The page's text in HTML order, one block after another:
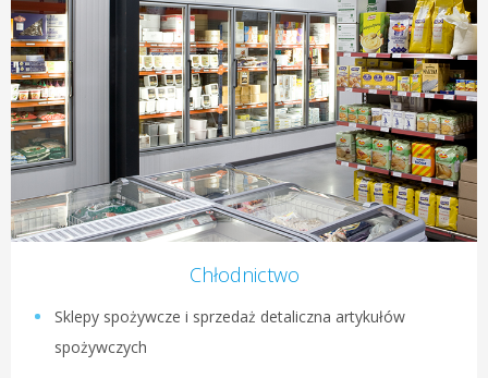
Chłodnictwo
Sklepy spożywcze i sprzedaż detaliczna artykułów
spożywczych